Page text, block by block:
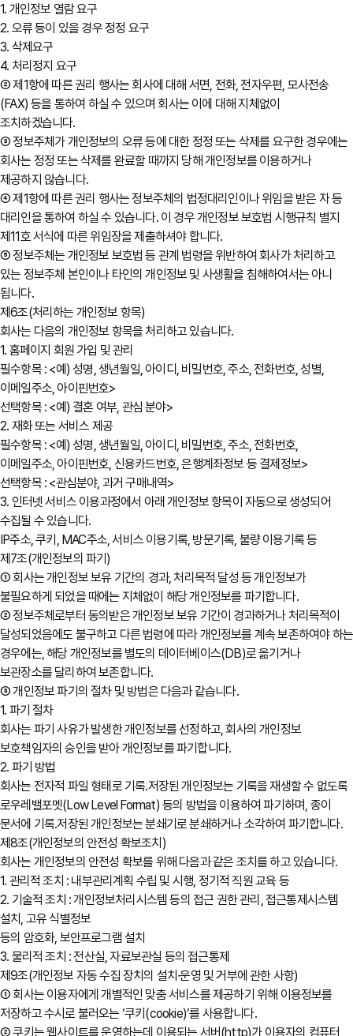
1. 개인정보 열람 요구
2. 오류 등이 있을 경우 정정 요구
3. 삭제요구
4. 처리정지 요구
② 제1항에 따른 권리 행사는 회사에 대해 서면, 전화, 전자우편, 모사전송
(FAX) 등을 통하여 하실 수 있으며 회사는 이에 대해 지체없이
조치하겠습니다.
③ 정보주체가 개인정보의 오류 등에 대한 정정 또는 삭제를 요구한 경우에는
회사는 정정 또는 삭제를 완료할 때까지 당해 개인정보를 이용하거나
제공하지 않습니다.
④ 제1항에 따른 권리 행사는 정보주체의 법정대리인이나 위임을 받은 자 등
대리인을 통하여 하실 수 있습니다. 이 경우 개인정보 보호법 시행규칙 별지
제11호 서식에 따른 위임장을 제출하셔야 합니다.
⑤ 정보주체는 개인정보 보호법 등 관계 법령을 위반하여 회사가 처리하고
있는 정보주체 본인이나 타인의 개인정보 및 사생활을 침해하여서는 아니
됩니다.
제6조(처리하는 개인정보 항목)
회사는 다음의 개인정보 항목을 처리하고 있습니다.
1. 홈페이지 회원 가입 및 관리
필수항목 : <예) 성명, 생년월일, 아이디, 비밀번호, 주소, 전화번호, 성별,
이메일주소, 아이핀번호>
선택항목 : <예) 결혼 여부, 관심 분야>
2. 재화 또는 서비스 제공
필수항목 : <예) 성명, 생년월일, 아이디, 비밀번호, 주소, 전화번호,
이메일주소, 아이핀번호, 신용카드번호, 은행계좌정보 등 결제정보>
선택항목 : <관심분야, 과거 구매내역>
3. 인터넷 서비스 이용과정에서 아래 개인정보 항목이 자동으로 생성되어
수집될 수 있습니다.
IP주소, 쿠키, MAC주소, 서비스 이용기록, 방문기록, 불량 이용기록 등
제7조(개인정보의 파기)
① 회사는 개인정보 보유 기간의 경과, 처리목적 달성 등 개인정보가
불필요하게 되었을 때에는 지체없이 해당 개인정보를 파기합니다.
② 정보주체로부터 동의받은 개인정보 보유 기간이 경과하거나 처리목적이
달성되었음에도 불구하고 다른 법령에 따라 개인정보를 계속 보존하여야 하는
경우에는, 해당 개인정보를 별도의 데이터베이스(DB)로 옮기거나
보관장소를 달리하여 보존합니다.
③ 개인정보 파기의 절차 및 방법은 다음과 같습니다.
1. 파기 절차
회사는 파기 사유가 발생한 개인정보를 선정하고, 회사의 개인정보
보호책임자의 승인을 받아 개인정보를 파기합니다.
2. 파기 방법
회사는 전자적 파일 형태로 기록․저장된 개인정보는 기록을 재생할 수 없도록
로우레밸포멧(Low Level Format) 등의 방법을 이용하여 파기하며, 종이
문서에 기록․저장된 개인정보는 분쇄기로 분쇄하거나 소각하여 파기합니다.
제8조(개인정보의 안전성 확보조치)
회사는 개인정보의 안전성 확보를 위해 다음과 같은 조치를 하고 있습니다.
1. 관리적 조치 : 내부관리계획 수립 및 시행, 정기적 직원 교육 등
2. 기술적 조치 : 개인정보처리시스템 등의 접근 권한 관리, 접근통제시스템
설치, 고유 식별정보
등의 암호화, 보안프로그램 설치
3. 물리적 조치 : 전산실, 자료보관실 등의 접근통제
제9조(개인정보 자동 수집 장치의 설치∙운영 및 거부에 관한 사항)
① 회사는 이용자에게 개별적인 맞춤 서비스를 제공하기 위해 이용정보를
저장하고 수시로 불러오는 ‘쿠키(cookie)’를 사용합니다.
② 쿠키는 웹사이트를 운영하는데 이용되는 서버(http)가 이용자의 컴퓨터